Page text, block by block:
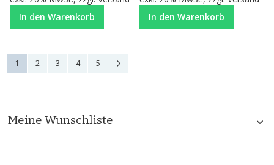
In den Warenkorb
In den Warenkorb
Seite
Sie lesen gerade die Seite
1 Seite
2 Seite
3 Seite
4 Seite
5
Meine Wunschliste